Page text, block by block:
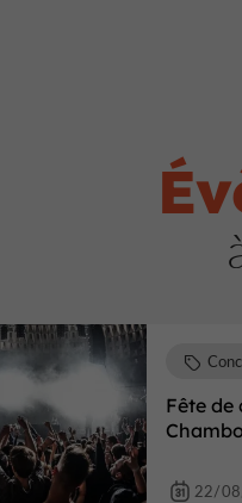
Fête de
22/